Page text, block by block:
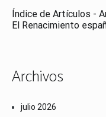
Índice de Artículos -
El Renacimiento
Archivos
julio 2026